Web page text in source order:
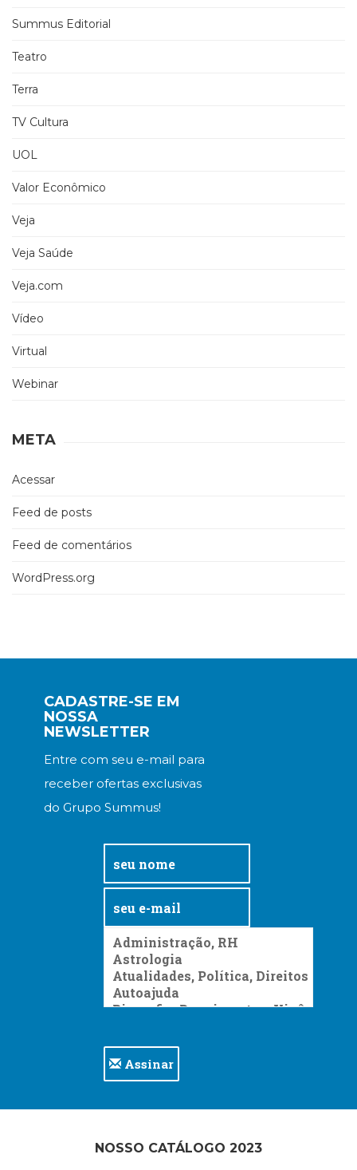
Summus Editorial
Teatro
Terra
TV Cultura
UOL
Valor Econômico
Veja
Veja Saúde
Veja.com
Vídeo
Virtual
Webinar
META
Acessar
Feed de posts
Feed de comentários
WordPress.org
CADASTRE-SE EM
NOSSA
NEWSLETTER
Entre com seu e-mail para
receber ofertas exclusivas
do Grupo Summus!
Assinar
NOSSO CATÁLOGO 2023